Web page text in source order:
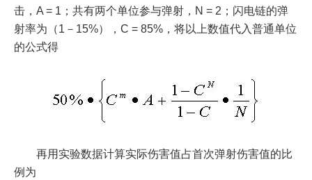
击，A = 1；共有两个单位参与弹射，N = 2；闪电链的弹
射率为（1－15%），C = 85%，将以上数值代入普通单位
的公式得
再用实验数据计算实际伤害值占首次弹射伤害值的比
例为